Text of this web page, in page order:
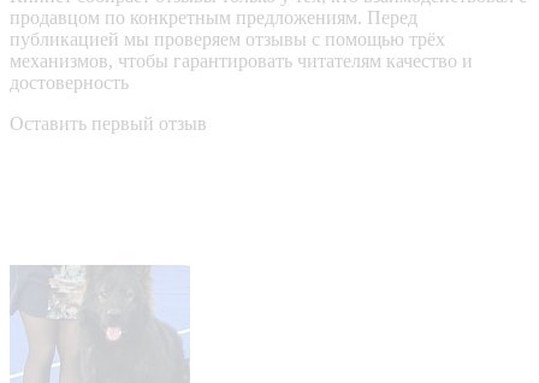
продавцом по конкретным предложениям. Перед
публикацией мы проверяем отзывы с помощью трёх
механизмов, чтобы гарантировать читателям качество и
достоверность
Оставить первый отзыв